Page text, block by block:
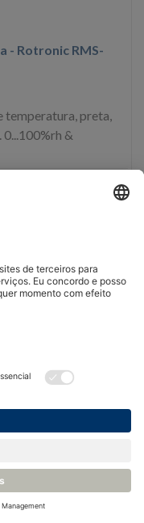
- Rotronic RMS-
temperatura, preta,
&
sonda,
sonda,
a
21 CFR Parte